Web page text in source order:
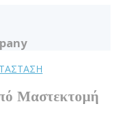
Μαστεκτομή